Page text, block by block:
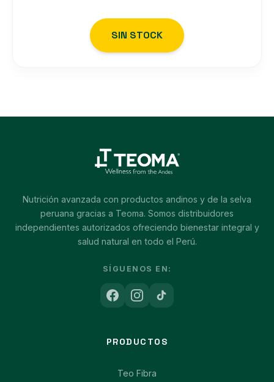
SIN STOCK
Nutrición avanzada con productos andinos y de la selva
peruana gracias a Teoma. Somos distribuidores
independientes autorizados ofreciendo bienestar integral y
salud natural en todo el Perú.
SÍGUENOS EN:
PRODUCTOS
Teo Fibra